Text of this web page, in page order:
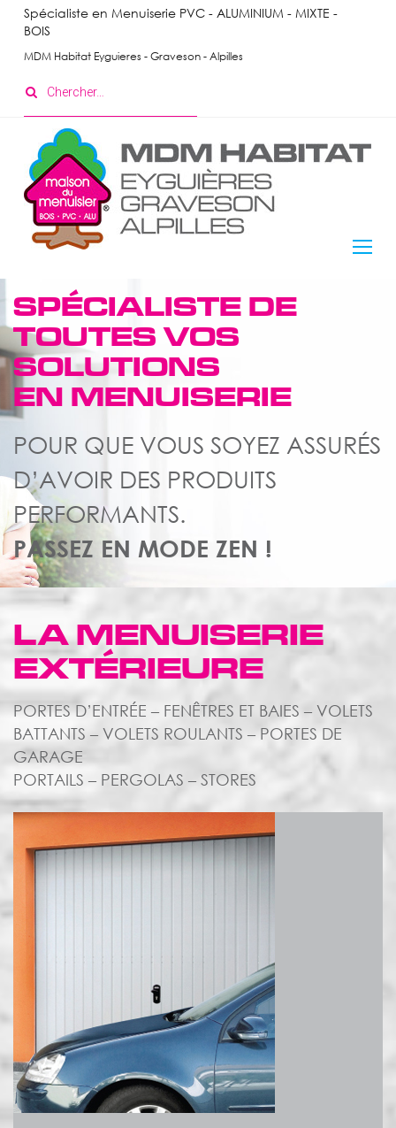
Skip
content
Spécialiste en Menuiserie PVC - ALUMINIUM - MIXTE -
BOIS
MDM Habitat Eyguieres - Graveson - Alpilles
Menuiserie
Extérieure
SPÉCIALISTE DE
TOUTES VOS
SOLUTIONS
EN MENUISERIE
POUR QUE VOUS SOYEZ ASSURÉS
D’AVOIR DES PRODUITS
PERFORMANTS.
PASSEZ EN MODE ZEN !
LA MENUISERIE
EXTÉRIEURE
PORTES D’ENTRÉE – FENÊTRES ET BAIES – VOLETS
BATTANTS – VOLETS ROULANTS – PORTES DE
GARAGE
PORTAILS – PERGOLAS – STORES